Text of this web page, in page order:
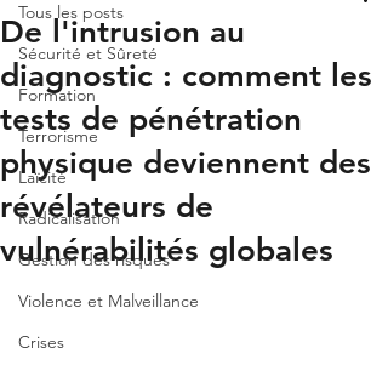
Tous les posts
Sécurité et Sûreté
Formation
Terrorisme
Laïcité
Radicalisation
Gestion des risques
Violence et Malveillance
Crises
De l'intrusion au
diagnostic : comment les
tests de pénétration
physique deviennent des
révélateurs de
vulnérabilités globales